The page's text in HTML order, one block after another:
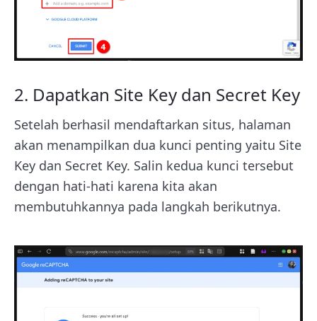
2. Dapatkan Site Key dan Secret Key
Setelah berhasil mendaftarkan situs, halaman
akan menampilkan dua kunci penting yaitu Site
Key dan Secret Key. Salin kedua kunci tersebut
dengan hati-hati karena kita akan
membutuhkannya pada langkah berikutnya.